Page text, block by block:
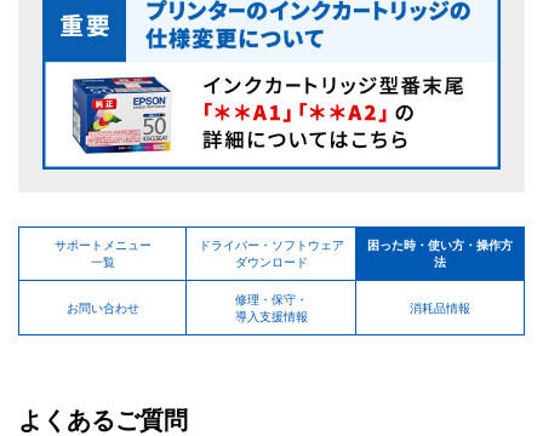
サポートメニュー
一覧
ドライバー・ソフトウェア
ダウンロード
困った時・使い方・操作方
法
お問い合わせ
修理・保守・
導入支援情報
消耗品情報
よくあるご質問